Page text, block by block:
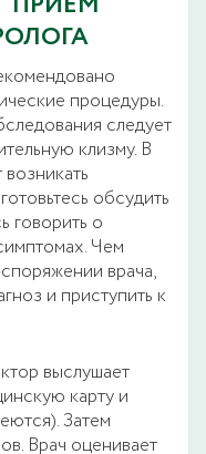
процедуры.
следует
клизму. В
обсудить
говорить о
Чем
врача,
и приступить к
выслушает
карту и
Затем
Врач оценивает